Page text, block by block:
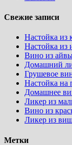
Свежие записи
Настойка из
Настойка из
Вино из
Домашний
Грушевое
Настойка на
Домашнее
Ликер из
Вино из
Ликер из
Метки